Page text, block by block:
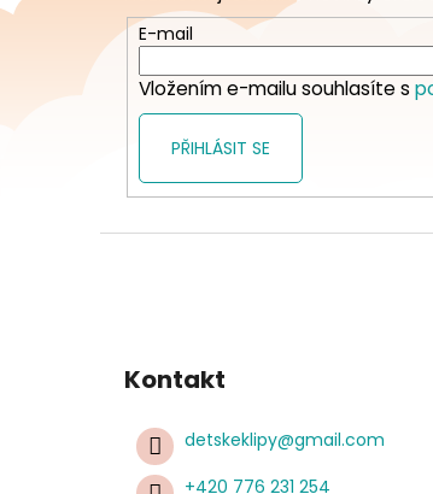
E-mail
Vložením e-mailu souhlasíte s
PŘIHLÁSIT SE
Kontakt
detskeklipy@gmail.com
+420 776 231 254